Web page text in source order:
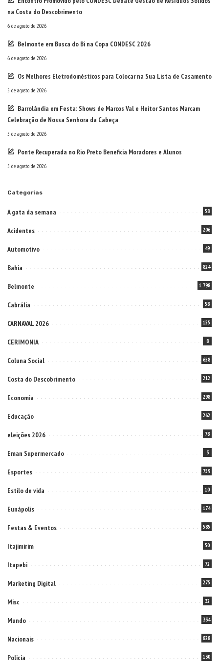
na Costa do Descobrimento
6 de agosto de 2026
Belmonte em Busca do Bi na Copa CONDESC 2026
6 de agosto de 2026
Os Melhores Eletrodomésticos para Colocar na Sua Lista de Casamento
5 de agosto de 2026
Barrolândia em Festa: Shows de Marcos Val e Heitor Santos Marcam
Celebração de Nossa Senhora da Cabeça
5 de agosto de 2026
Ponte Recuperada no Rio Preto Beneficia Moradores e Alunos
5 de agosto de 2026
Categorias
A gata da semana 58
Acidentes 206
Automotivo 49
Bahia 824
Belmonte 1.798
Cabrália 58
CARNAVAL 2026 155
CERIMONIA 8
Coluna Social 658
Costa do Descobrimento 212
Economia 298
Educação 262
eleições 2026 78
Eman Supermercado 3
Esportes 759
Estilo de vida 10
Eunápolis 174
Festas & Eventos 585
Itajimirim 50
Itapebi 72
Marketing Digital 275
Misc 32
Mundo 334
Nacionais 828
Policia 130